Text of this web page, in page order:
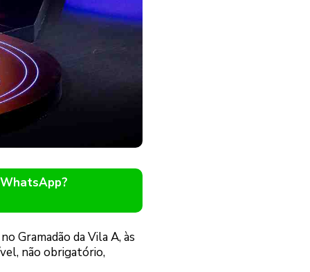
WhatsApp?
Gramadão da Vila A, às
não obrigatório,